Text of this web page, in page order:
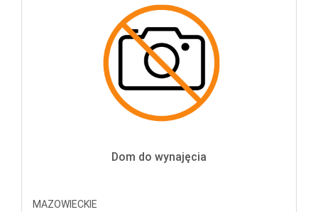
Dom do wynajęcia
MAZOWIECKIE